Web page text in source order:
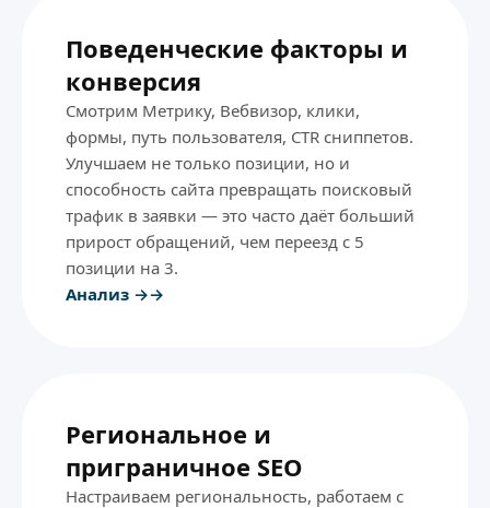
Поведенческие факторы и
конверсия
Смотрим Метрику, Вебвизор, клики,
формы, путь пользователя, CTR сниппетов.
Улучшаем не только позиции, но и
способность сайта превращать поисковый
трафик в заявки — это часто даёт больший
прирост обращений, чем переезд с 5
позиции на 3.
Анализ →
Региональное и
приграничное SEO
Настраиваем региональность, работаем с